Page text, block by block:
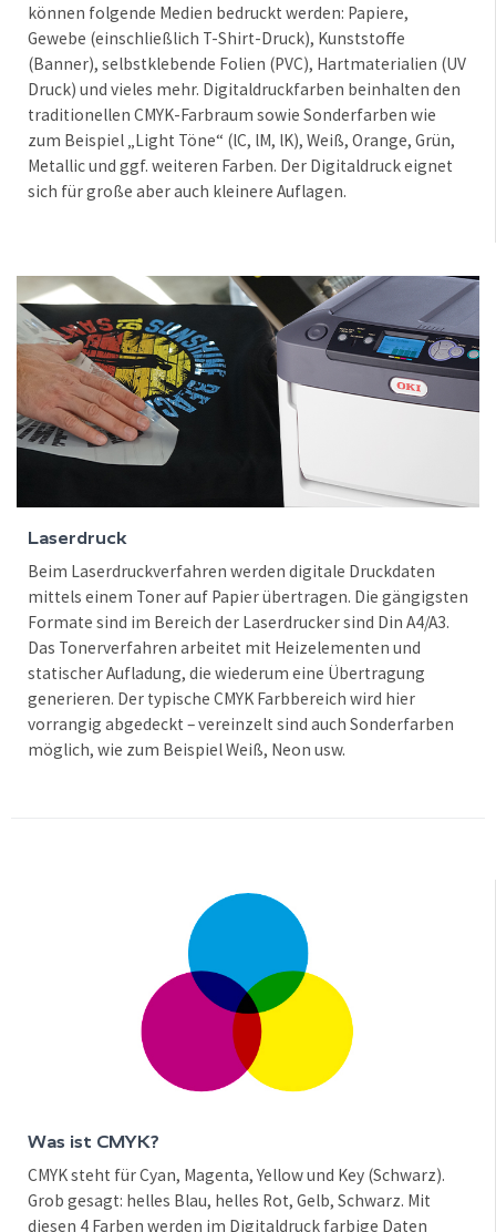
können folgende Medien bedruckt werden: Papiere,
Gewebe (einschließlich T-Shirt-Druck), Kunststoffe
(Banner), selbstklebende Folien (PVC), Hartmaterialien (UV
Druck) und vieles mehr. Digitaldruckfarben beinhalten den
traditionellen CMYK-Farbraum sowie Sonderfarben wie
zum Beispiel „Light Töne“ (lC, lM, lK), Weiß, Orange, Grün,
Metallic und ggf. weiteren Farben. Der Digitaldruck eignet
sich für große aber auch kleinere Auflagen.
Laserdruck
Beim Laserdruckverfahren werden digitale Druckdaten
mittels einem Toner auf Papier übertragen. Die gängigsten
Formate sind im Bereich der Laserdrucker sind Din A4/A3.
Das Tonerverfahren arbeitet mit Heizelementen und
statischer Aufladung, die wiederum eine Übertragung
generieren. Der typische CMYK Farbbereich wird hier
vorrangig abgedeckt – vereinzelt sind auch Sonderfarben
möglich, wie zum Beispiel Weiß, Neon usw.
Was ist CMYK?
CMYK steht für Cyan, Magenta, Yellow und Key (Schwarz).
Grob gesagt: helles Blau, helles Rot, Gelb, Schwarz. Mit
diesen 4 Farben werden im Digitaldruck farbige Daten